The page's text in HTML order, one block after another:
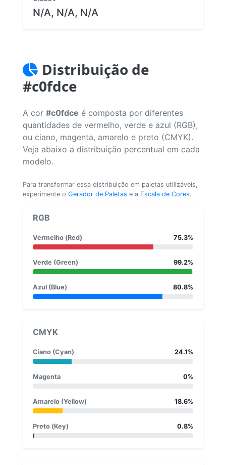
N/A, N/A, N/A
Distribuição de
#c0fdce
A cor #c0fdce é composta por diferentes
quantidades de vermelho, verde e azul (RGB),
ou ciano, magenta, amarelo e preto (CMYK).
Veja abaixo a distribuição percentual em cada
modelo.
Para transformar essa distribuição em paletas utilizáveis,
experimente o Gerador de Paletas e a Escala de Cores.
RGB
Vermelho (Red) 75.3%
Verde (Green) 99.2%
Azul (Blue) 80.8%
CMYK
Ciano (Cyan) 24.1%
Magenta 0%
Amarelo (Yellow) 18.6%
Preto (Key) 0.8%